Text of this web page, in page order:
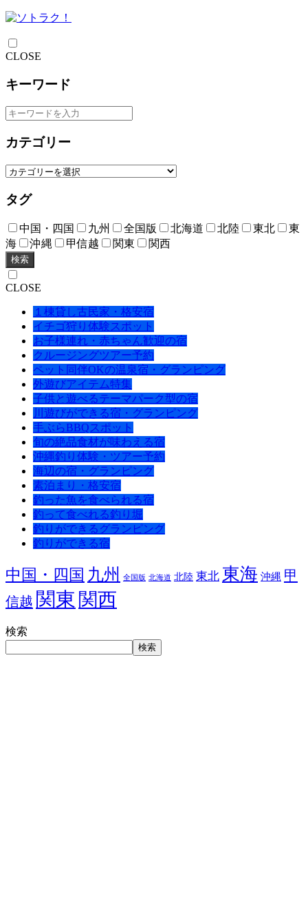
CLOSE
キーワード
カテゴリー
タグ
中国・四国 九州 全国版 北海道 北陸 東北
東
海
沖縄 甲信越 関東 関西
検索
CLOSE
１棟貸し古民家・格安宿
イチゴ狩り体験スポット
お子様連れ・赤ちゃん歓迎の宿
クルージングツアー予約
ペット同伴OKの温泉宿・グランピング
外遊びアイテム特集
子供と遊べるテーマパーク型の宿
川遊びができる宿・グランピング
手ぶらBBQスポット
旬の絶品食材が味わえる宿
沖縄釣り体験・ツアー予約
海辺の宿・グランピング
素泊まり・格安宿
釣った魚を食べられる宿
釣って食べれる釣り堀
釣りができるグランピング
釣りができる宿
中国・四国 九州 全国版 北海道 北陸 東北 東海 沖縄 甲
信越 関東 関西
検索
検索